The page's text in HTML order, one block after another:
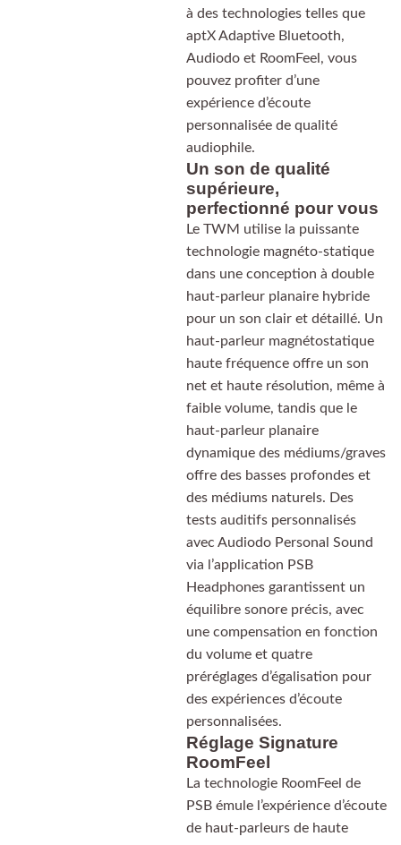
à des technologies telles que
aptX Adaptive Bluetooth,
Audiodo et RoomFeel, vous
pouvez profiter d’une
expérience d’écoute
personnalisée de qualité
audiophile.
Un son de qualité
supérieure,
perfectionné pour vous
Le TWM utilise la puissante
technologie magnéto-statique
dans une conception à double
haut-parleur planaire hybride
pour un son clair et détaillé. Un
haut-parleur magnétostatique
haute fréquence offre un son
net et haute résolution, même à
faible volume, tandis que le
haut-parleur planaire
dynamique des médiums/graves
offre des basses profondes et
des médiums naturels. Des
tests auditifs personnalisés
avec Audiodo Personal Sound
via l’application PSB
Headphones garantissent un
équilibre sonore précis, avec
une compensation en fonction
du volume et quatre
préréglages d’égalisation pour
des expériences d’écoute
personnalisées.
Réglage Signature
RoomFeel
La technologie RoomFeel de
PSB émule l’expérience d’écoute
de haut-parleurs de haute